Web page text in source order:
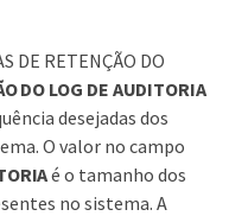
DE RETENÇÃO DO
DO LOG DE AUDITORIA
desejadas dos
O valor no campo
é o tamanho dos
no sistema. A